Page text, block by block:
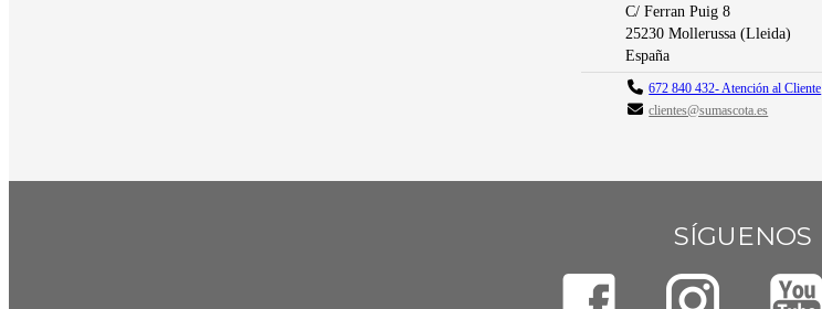
C/ Ferran Puig 8
25230 Mollerussa(Lleida)
España
672 840 432- Atención al Cliente
clientes@sumascota.es
SÍGUENOS